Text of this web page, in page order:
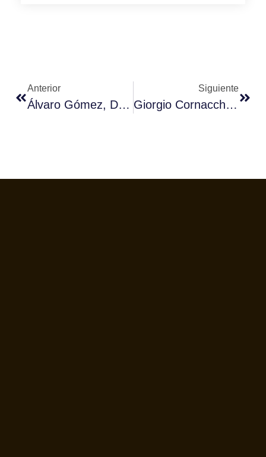
Anterior
Álvaro Gómez, De Nuevo, Mejor Barista De Castilla La Mancha
Siguiente
Giorgio Cornacchia, Campeón Barista De Canarias 2014